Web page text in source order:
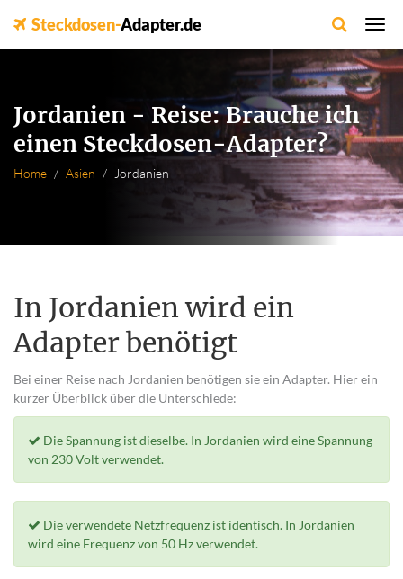
Steckdosen-Adapter.de
Jordanien - Reise: Brauche ich
einen Steckdosen-Adapter?
Home Asien Jordanien
In Jordanien wird ein
Adapter benötigt
Bei einer Reise nach Jordanien benötigen sie ein Adapter. Hier ein
kurzer Überblick über die Unterschiede:
Die Spannung ist dieselbe. In Jordanien wird eine Spannung
von 230 Volt verwendet.
Die verwendete Netzfrequenz ist identisch. In Jordanien
wird eine Frequenz von 50 Hz verwendet.